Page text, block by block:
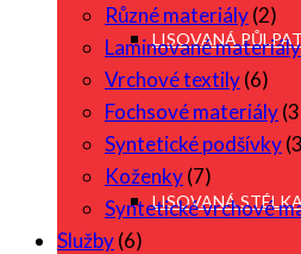
LISOVANÁ
LISOVANÁ
Různé materiály(2)
Laminované materiály
Vrchové textily(6)
Fochsové materiály
Syntetické podšívky
Koženky(7)
Syntetické vrchové
Služby(6)